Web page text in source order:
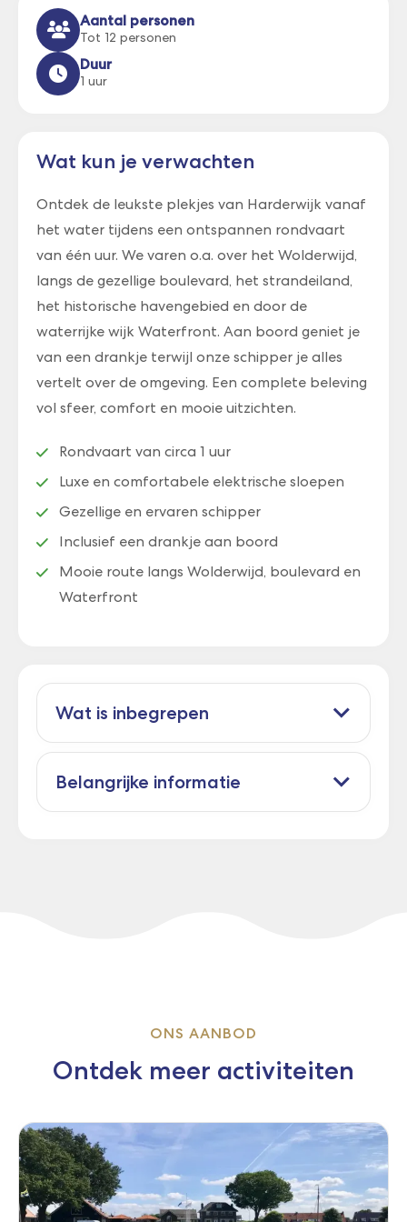
Aantal personen
Tot 12 personen
Duur
1 uur
Wat kun je verwachten
Ontdek de leukste plekjes van Harderwijk vanaf
het water tijdens een ontspannen rondvaart
van één uur. We varen o.a. over het Wolderwijd,
langs de gezellige boulevard, het strandeiland,
het historische havengebied en door de
waterrijke wijk Waterfront. Aan boord geniet je
van een drankje terwijl onze schipper je alles
vertelt over de omgeving. Een complete beleving
vol sfeer, comfort en mooie uitzichten.
Rondvaart van circa 1 uur
Luxe en comfortabele elektrische sloepen
Gezellige en ervaren schipper
Inclusief een drankje aan boord
Mooie route langs Wolderwijd, boulevard en
Waterfront
Wat is inbegrepen
Belangrijke informatie
ONS AANBOD
Ontdek meer activiteiten